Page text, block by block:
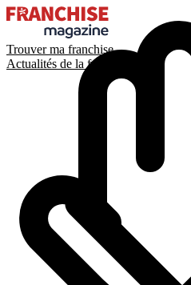
Trouver ma franchise
Actualités de la franchise